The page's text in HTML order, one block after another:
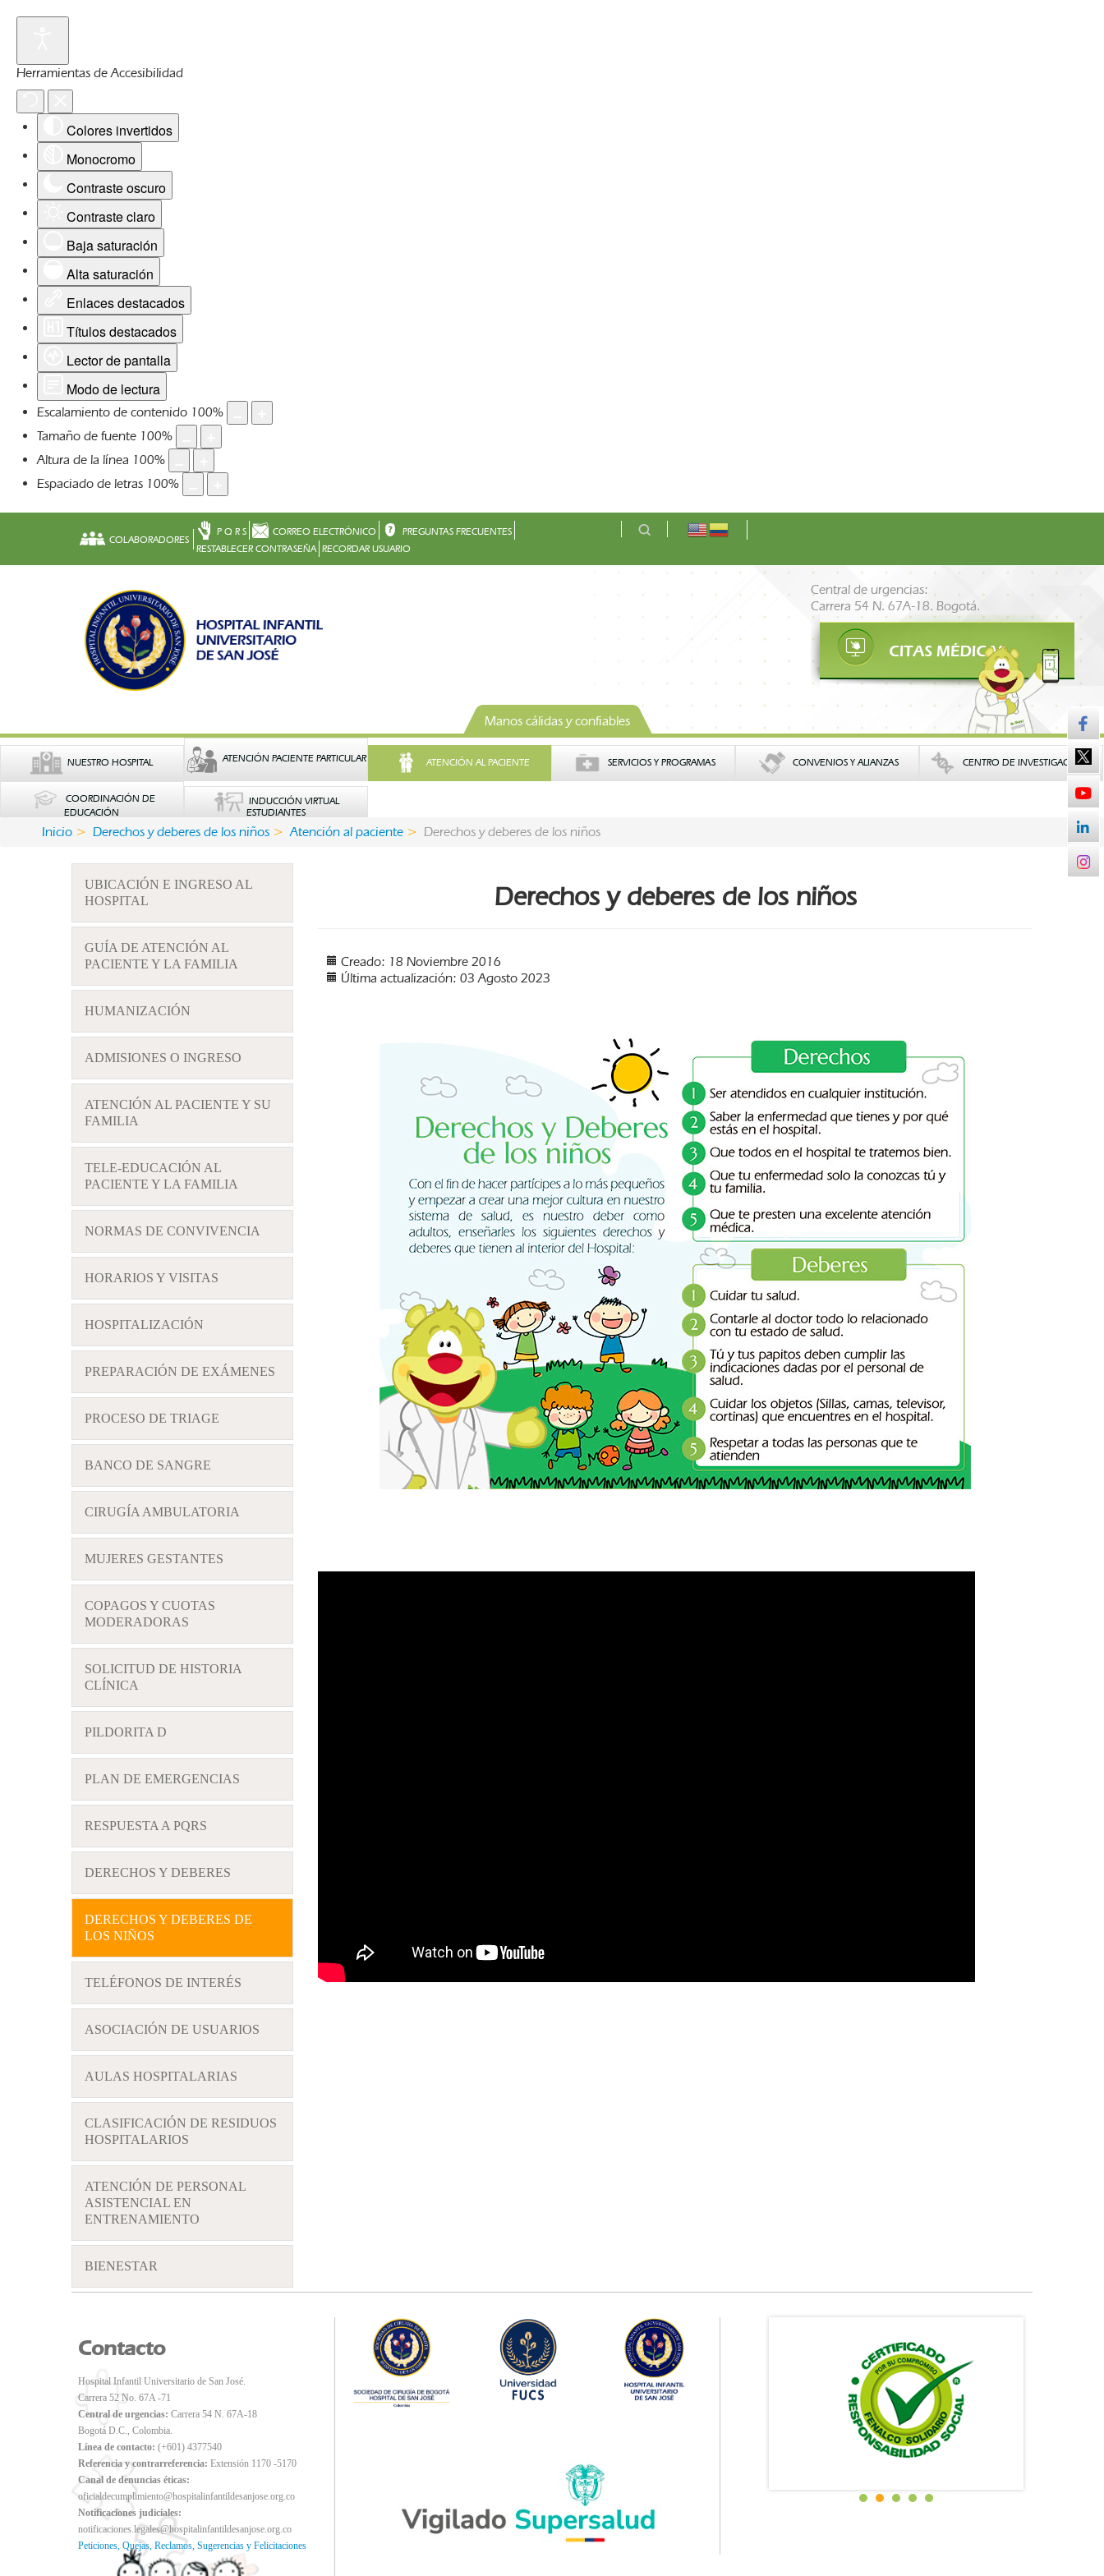
Herramientas de Accesibilidad
Colores invertidos
Monocromo
Contraste oscuro
Contraste claro
Baja saturación
Alta saturación
Enlaces destacados
Títulos destacados
Lector de pantalla
Modo de lectura
Escalamiento de contenido 100%
Tamaño de fuente 100%
Altura de la línea 100%
Espaciado de letras 100%
COLABORADORES
P Q R S CORREO ELECTRÓNICO
PREGUNTAS FRECUENTES
RESTABLECER CONTRASEÑA RECORDAR USUARIO
Central de urgencias:
Carrera 54 N. 67A-18. Bogotá.
Manos cálidas y confiables
NUESTRO HOSPITAL ATENCIÓN PACIENTE PARTICULAR ATENCIÓN AL PACIENTE SERVICIOS Y PROGRAMAS CONVENIOS Y ALIANZAS CENTRO DE INVESTIGACIONES
COORDINACIÓN DE
EDUCACIÓN
INDUCCIÓN VIRTUAL
ESTUDIANTES
Inicio Derechos y deberes de los niños Atención al paciente Derechos y deberes de los niños
UBICACIÓN E INGRESO AL
HOSPITAL
GUÍA DE ATENCIÓN AL
PACIENTE Y LA FAMILIA
HUMANIZACIÓN
ADMISIONES O INGRESO
ATENCIÓN AL PACIENTE Y SU
FAMILIA
TELE-EDUCACIÓN AL
PACIENTE Y LA FAMILIA
NORMAS DE CONVIVENCIA
HORARIOS Y VISITAS
HOSPITALIZACIÓN
PREPARACIÓN DE EXÁMENES
PROCESO DE TRIAGE
BANCO DE SANGRE
CIRUGÍA AMBULATORIA
MUJERES GESTANTES
COPAGOS Y CUOTAS
MODERADORAS
SOLICITUD DE HISTORIA
CLÍNICA
PILDORITA D
PLAN DE EMERGENCIAS
RESPUESTA A PQRS
DERECHOS Y DEBERES
DERECHOS Y DEBERES DE
LOS NIÑOS
TELÉFONOS DE INTERÉS
ASOCIACIÓN DE USUARIOS
AULAS HOSPITALARIAS
CLASIFICACIÓN DE RESIDUOS
HOSPITALARIOS
ATENCIÓN DE PERSONAL
ASISTENCIAL EN
ENTRENAMIENTO
BIENESTAR
Derechos y deberes de los niños
Creado: 18 Noviembre 2016
Última actualización: 03 Agosto 2023
Contacto
Hospital Infantil Universitario de San José.
Carrera 52 No. 67A -71
Central de urgencias: Carrera 54 N. 67A-18
Bogotá D.C., Colombia.
Línea de contacto: (+601) 4377540
Referencia y contrarreferencia: Extensión 1170 -5170
Canal de denuncias éticas:
oficialdecumplimiento@hospitalinfantildesanjose.org.co
Notificaciones judiciales:
notificaciones.legales@hospitalinfantildesanjose.org.co
Peticiones, Quejas, Reclamos, Sugerencias y Felicitaciones